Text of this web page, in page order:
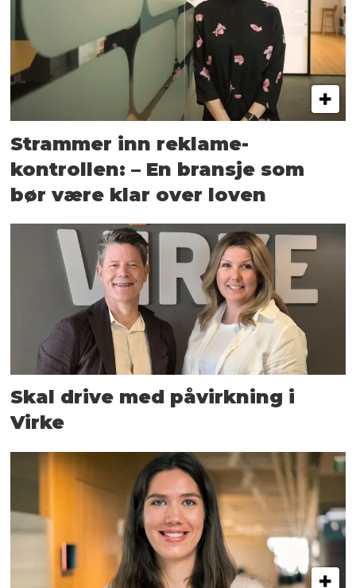
Strammer inn reklame-
kontrollen: – En bransje som
bør være klar over loven
Skal drive med påvirkning i
Virke